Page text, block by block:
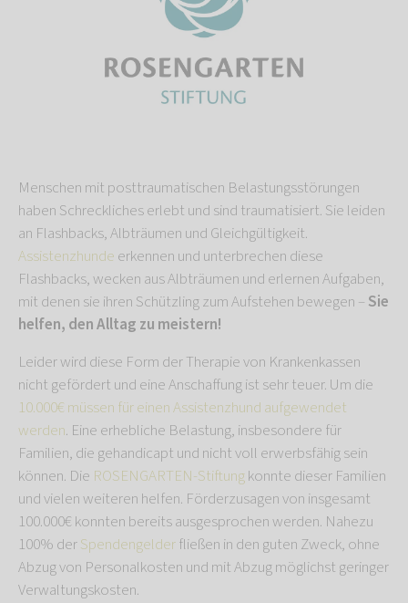
Menschen mit posttraumatischen Belastungsstörungen
haben Schreckliches erlebt und sind traumatisiert. Sie leiden
an Flashbacks, Albträumen und Gleichgültigkeit.
Assistenzhunde erkennen und unterbrechen diese
Flashbacks, wecken aus Albträumen und erlernen Aufgaben,
mit denen sie ihren Schützling zum Aufstehen bewegen – Sie
helfen, den Alltag zu meistern!
Leider wird diese Form der Therapie von Krankenkassen
nicht gefördert und eine Anschaffung ist sehr teuer. Um die
10.000€ müssen für einen Assistenzhund aufgewendet
werden. Eine erhebliche Belastung, insbesondere für
Familien, die gehandicapt und nicht voll erwerbsfähig sein
können. Die ROSENGARTEN-Stiftungkonnte dieser Familien
und vielen weiteren helfen. Förderzusagen von insgesamt
100.000€ konnten bereits ausgesprochen werden. Nahezu
100% derSpendengelderfließen in den guten Zweck, ohne
Abzug von Personalkosten und mit Abzug möglichst geringer
Verwaltungskosten.